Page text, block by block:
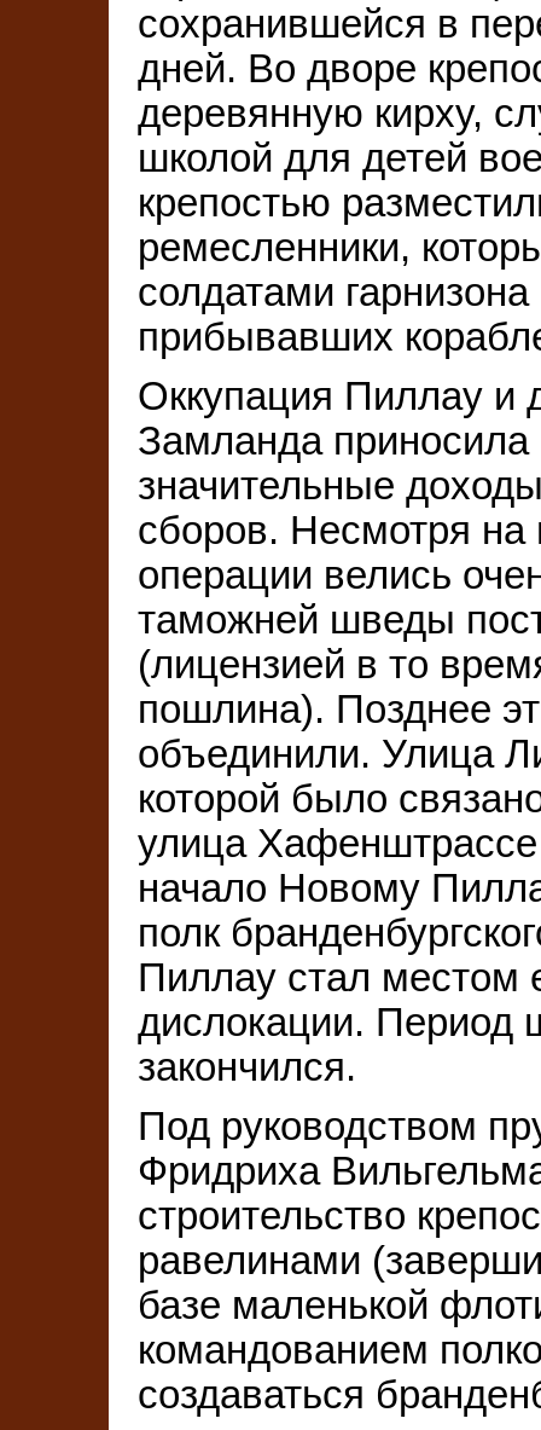
сохранившейся в
дней. Во дворе
деревянную кирху,
школой для детей
крепостью
ремесленники,
солдатами
прибывавших
Оккупация Пиллау и
Замланда приносила
значительные
сборов. Несмотря на
операции велись
таможней шведы
(лицензией в то
пошлина). Позднее
объединили. Улица
которой было
улица
начало Новому
полк
Пиллау стал местом
дислокации. Период
закончился.
Под руководством
Фридриха
строительство
равелинами
базе маленькой
командованием
создаваться